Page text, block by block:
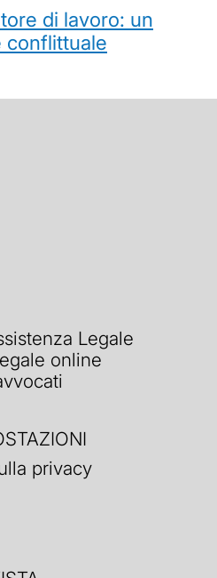
di lavoro: un
conflittuale
Legale
online
privacy